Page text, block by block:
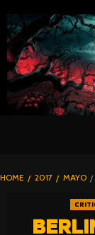
TO
CONTENT
HOME 2017 MAYO